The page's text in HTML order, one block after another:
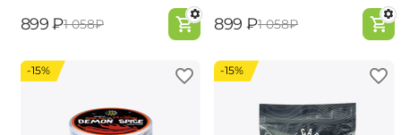
‍899‍ ₽‍1 058‍₽ ‍899‍ ₽‍1 058‍₽
-15% -15%